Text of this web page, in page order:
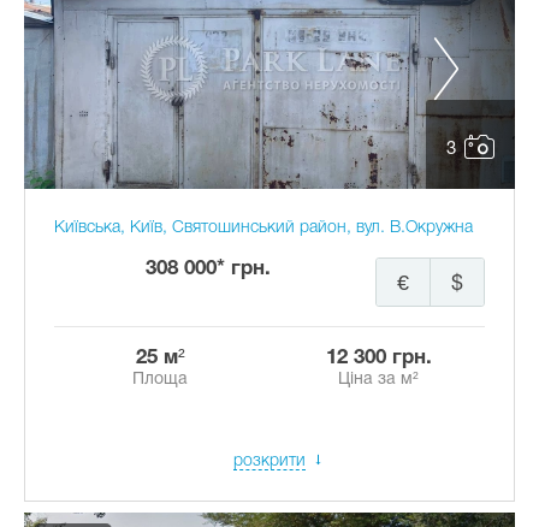
3
Київська, Київ, Святошинський район, вул. В.Окружна
308 000* грн.
$
€
25 м²
Площа
12 300 грн.
Ціна за м²
розкрити